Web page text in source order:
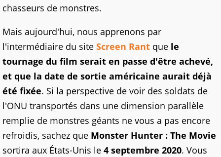
chasseurs de monstres.
Mais aujourd'hui, nous apprenons par
l'intermédiaire du site Screen Rant que le
tournage du film serait en passe d'être achevé,
et que la date de sortie américaine aurait déjà
été fixée. Si la perspective de voir des soldats de
l'ONU transportés dans une dimension parallèle
remplie de monstres géants ne vous a pas encore
refroidis, sachez que Monster Hunter : The Movie
sortira aux États-Unis le 4 septembre 2020. Vous